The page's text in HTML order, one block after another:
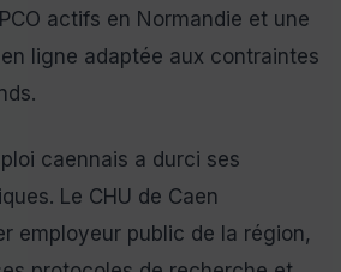
actifs en Normandie et une
ligne adaptée aux contraintes
caennais a durci ses
Le CHU de Caen
employeur public de la région,